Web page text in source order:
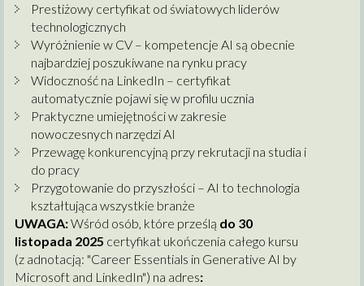
Prestiżowy certyfikat od światowych liderów
technologicznych
Wyróżnienie w CV – kompetencje AI są obecnie
najbardziej poszukiwane na rynku pracy
Widoczność na LinkedIn – certyfikat
automatycznie pojawi się w profilu ucznia
Praktyczne umiejętności w zakresie
nowoczesnych narzędzi AI
Przewagę konkurencyjną przy rekrutacji na studia i
do pracy
Przygotowanie do przyszłości – AI to technologia
kształtująca wszystkie branże
UWAGA:Wśród osób, które prześlą do 30
listopada 2025 certyfikat ukończenia całego kursu
(z adnotacją: "Career Essentials in Generative AI by
Microsoft and LinkedIn") na adres: